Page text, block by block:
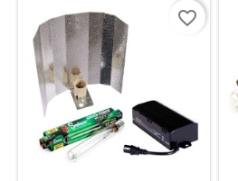
favorite_border